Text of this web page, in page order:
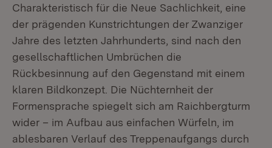
Charakteristisch für die Neue Sachlichkeit, eine
der prägenden Kunstrichtungen der Zwanziger
Jahre des letzten Jahrhunderts, sind nach den
gesellschaftlichen Umbrüchen die
Rückbesinnung auf den Gegenstand mit einem
klaren Bildkonzept. Die Nüchternheit der
Formensprache spiegelt sich am Raichbergturm
wider – im Aufbau aus einfachen Würfeln, im
ablesbaren Verlauf des Treppenaufgangs durch